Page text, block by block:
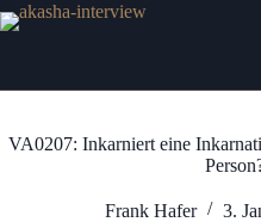
Zum
Inhalt
VA0207: Inkarniert eine
Frank Hafer 3.